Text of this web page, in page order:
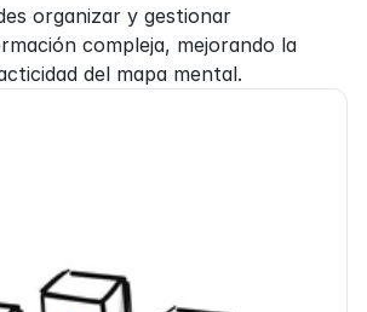
organizar y gestionar
compleja, mejorando la
del mapa mental.